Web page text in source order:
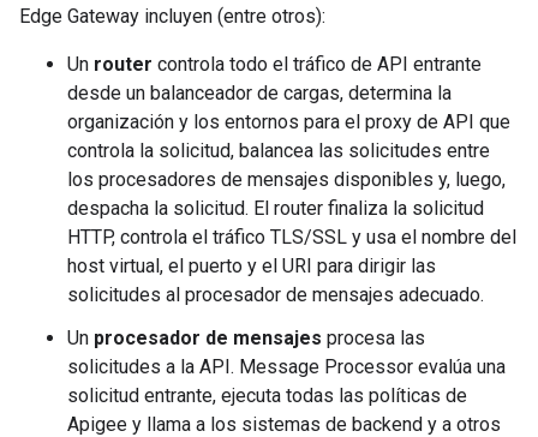
Edge Gateway incluyen (entre otros):
Un router controla todo el tráfico de API entrante
desde un balanceador de cargas, determina la
organización y los entornos para el proxy de API que
controla la solicitud, balancea las solicitudes entre
los procesadores de mensajes disponibles y, luego,
despacha la solicitud. El router finaliza la solicitud
HTTP, controla el tráfico TLS/SSL y usa el nombre del
host virtual, el puerto y el URI para dirigir las
solicitudes al procesador de mensajes adecuado.
Un procesador de mensajes procesa las
solicitudes a la API. Message Processor evalúa una
solicitud entrante, ejecuta todas las políticas de
Apigee y llama a los sistemas de backend y a otros